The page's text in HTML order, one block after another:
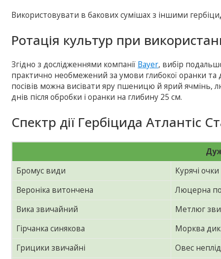
Використовувати в бакових сумішах з іншими
Ротація культур при
Згідно з дослідженнями компанії Bayer, вибір
практично необмежений за умови глибокої оранки та
посівів можна висівати яру пшеницю й ярий ячмінь,
днів після обробки і оранки на глибину 25 см.
Спектр дії Гербіцида Атлантіс
Бромус види
Курячі
Вероніка витончена
Люцерна
Вика звичайний
Метлюг
Гірчанка синякова
Морква
Грицики звичайні
Овес